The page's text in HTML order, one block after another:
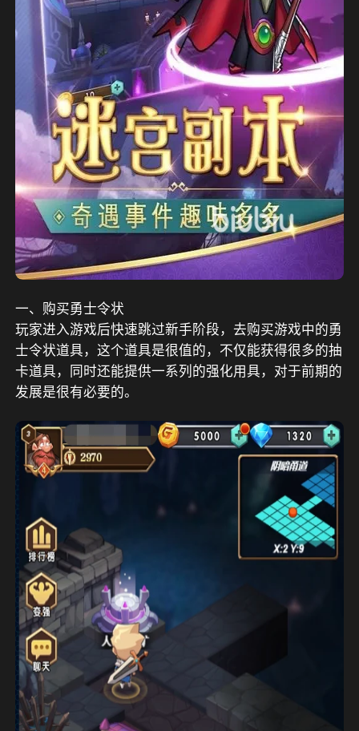
一、购买勇士令状
玩家进入游戏后快速跳过新手阶段，去购买游戏中的勇
士令状道具，这个道具是很值的，不仅能获得很多的抽
卡道具，同时还能提供一系列的强化用具，对于前期的
发展是很有必要的。